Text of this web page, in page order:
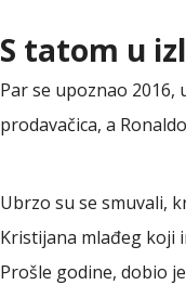
S tatom u
Par se upoznao 2016,
prodavačica, a
Ubrzo su se smuvali,
Kristijana mlađeg koji
Prošle godine, dobio